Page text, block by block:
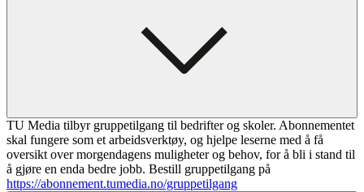
TU Media tilbyr gruppetilgang til bedrifter og skoler. Abonnementet
skal fungere som et arbeidsverktøy, og hjelpe leserne med å få
oversikt over morgendagens muligheter og behov, for å bli i stand til
å gjøre en enda bedre jobb. Bestill gruppetilgang på
https://abonnement.tumedia.no/gruppetilgang